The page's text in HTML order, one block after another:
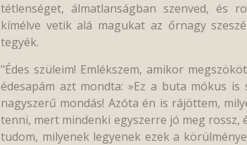
tétlenséget, álmatlanságban szenved, és
kímélve vetik alá magukat az őrnagy
tegyék.
"Édes szüleim! Emlékszem, amikor
édesapám azt mondta: »Ez a buta mókus
nagyszerű mondás! Azóta én is rájöttem,
tenni, mert mindenki egyszerre jó meg rossz,
tudom, milyenek legyenek ezek a